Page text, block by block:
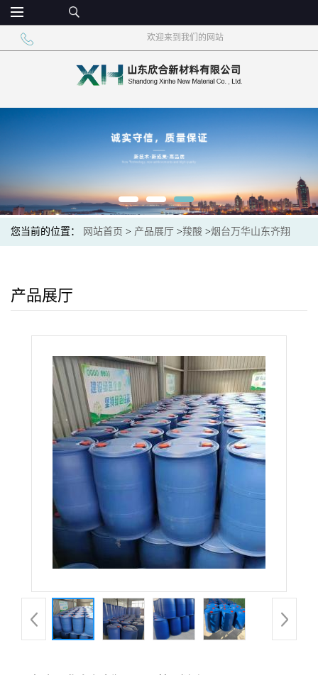
欢迎来到我们的网站
您当前的位置： 网站首页 > 产品展厅 >羧酸 >烟台万华山东齐翔
产品展厅